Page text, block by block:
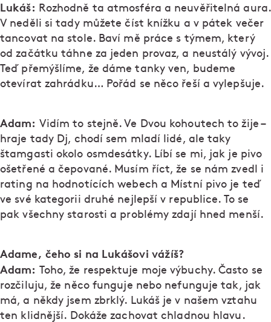
Lukáš: Rozhodně ta atmosféra a neuvěřitelná aura.
V neděli si tady můžete číst knížku a v pátek večer
tancovat na stole. Baví mě práce s týmem, který
od začátku táhne za jeden provaz, a neustálý vývoj.
Teď přemýšlíme, že dáme tanky ven, budeme
otevírat zahrádku… Pořád se něco řeší a vylepšuje.
Adam: Vidím to stejně. Ve Dvou kohoutech to žije –
hraje tady Dj, chodí sem mladí lidé, ale taky
štamgasti okolo osmdesátky. Líbí se mi, jak je pivo
ošetřené a čepované. Musím říct, že se nám zvedl i
rating na hodnotících webech a Místní pivo je teď
ve své kategorii druhé nejlepší v republice. To se
pak všechny starosti a problémy zdají hned menší.
Adame, čeho si na Lukášovi vážíš?
Adam: Toho, že respektuje moje výbuchy. Často se
rozčiluju, že něco funguje nebo nefunguje tak, jak
má, a někdy jsem zbrklý. Lukáš je v našem vztahu
ten klidnější. Dokáže zachovat chladnou hlavu.